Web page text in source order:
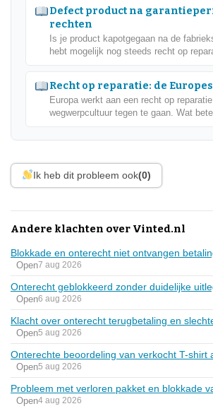
Defect product na
rechten
Is je product kapotgegaan na de
hebt mogelijk nog steeds recht op
Recht op reparatie: de
Europa werkt aan een recht op
wegwerpcultuur tegen te gaan. Wat
Ik heb dit probleem ook(0)
Andere klachten over Vinted.nl
Blokkade en onterecht niet ontvangen
Open7 aug 2026
Onterecht geblokkeerd zonder duidelijke
Open6 aug 2026
Klacht over onterecht terugbetaling en
Open5 aug 2026
Onterechte beoordeling van verkocht T-shirt
Open5 aug 2026
Probleem met verloren pakket en blokkade
Open4 aug 2026